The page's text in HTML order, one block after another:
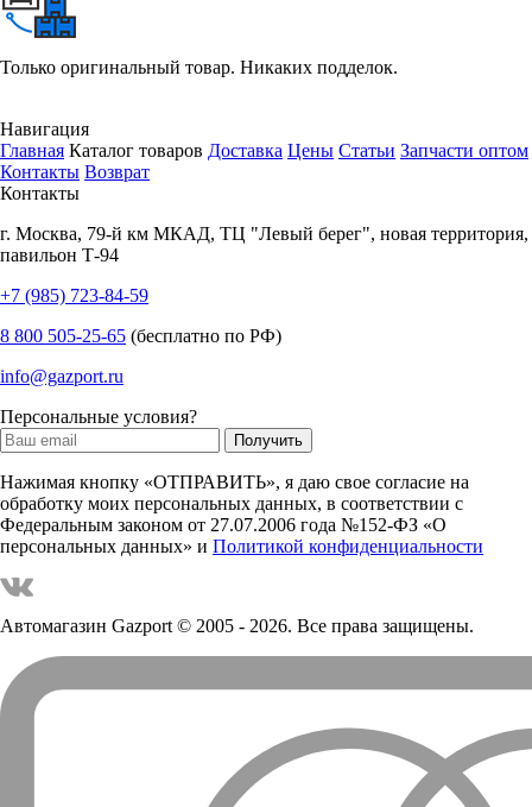
Только оригинальный товар. Никаких подделок.
Навигация
Главная Каталог товаров Доставка Цены Статьи Запчасти оптом
Контакты Возврат
Контакты
г. Москва, 79-й км МКАД, ТЦ "Левый берег", новая территория,
павильон Т-94
+7 (985) 723-84-59
8 800 505-25-65 (бесплатно по РФ)
info@gazport.ru
Персональные условия?
Нажимая кнопку «ОТПРАВИТЬ», я даю свое согласие на
обработку моих персональных данных, в соответствии с
Федеральным законом от 27.07.2006 года №152-ФЗ «О
персональных данных» и Политикой конфиденциальности
Автомагазин Gazport© 2005 - 2026. Все права защищены.